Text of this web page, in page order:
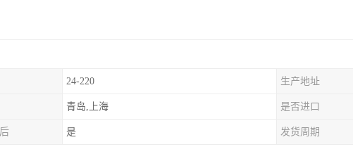
24-220 生产地址
青岛,上海 是否进口
是 发货周期